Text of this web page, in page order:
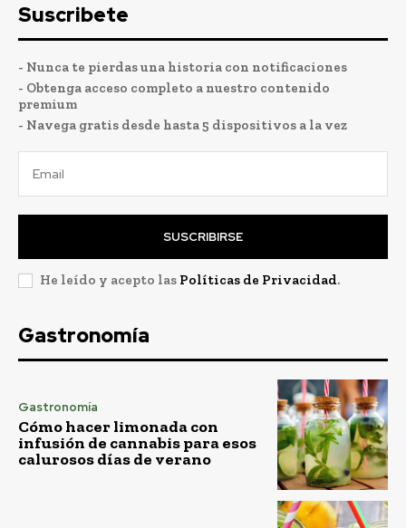
Suscribete
- Nunca te pierdas una historia con notificaciones
- Obtenga acceso completo a nuestro contenido
premium
- Navega gratis desde hasta 5 dispositivos a la vez
SUSCRIBIRSE
He leído y acepto las Políticas de Privacidad.
Gastronomía
Gastronomía
Cómo hacer limonada con
infusión de cannabis para esos
calurosos días de verano